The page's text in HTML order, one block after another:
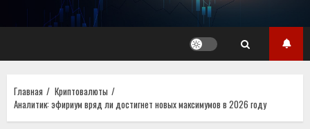
Главная
Криптовалюты
Аналитик: эфириум вряд ли достигнет новых максимумов в 2026 году